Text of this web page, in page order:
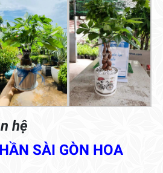
hệ
SÀI GÒN HOA